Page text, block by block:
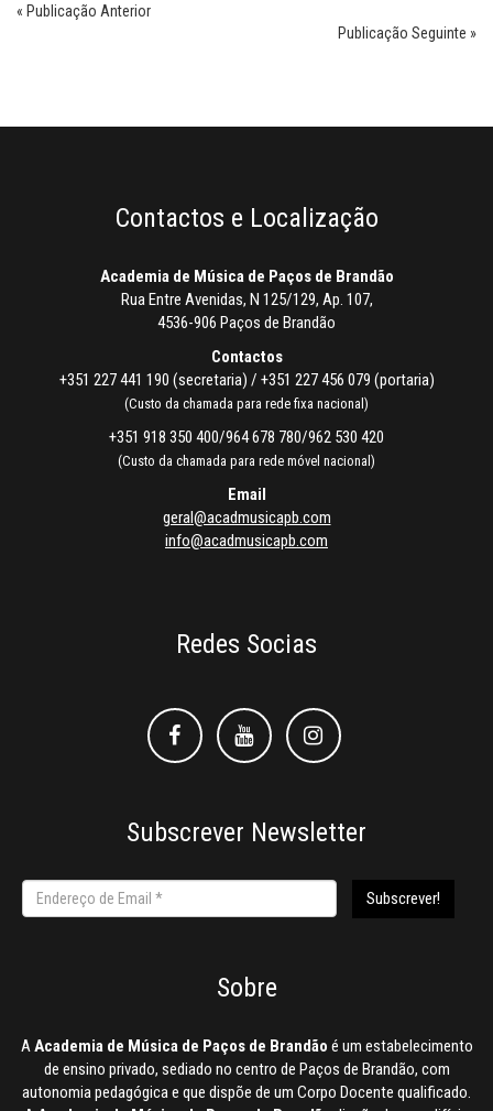
« Publicação Anterior
Publicação Seguinte »
Contactos e Localização
Academia de Música de Paços de Brandão
Rua Entre Avenidas, N 125/129, Ap. 107,
4536-906 Paços de Brandão
Contactos
+351 227 441 190 (secretaria) / +351 227 456 079 (portaria)
(Custo da chamada para rede fixa nacional)
+351 918 350 400/964 678 780/962 530 420
(Custo da chamada para rede móvel nacional)
Email
geral@acadmusicapb.com
info@acadmusicapb.com
Redes Socias
FacebookFacebookInstagram
Subscrever Newsletter
Sobre
AAcademia de Música de Paços de Brandão é um estabelecimento
de ensino privado, sediado no centro de Paços de Brandão, com
autonomia pedagógica e que dispõe de um Corpo Docente qualificado.